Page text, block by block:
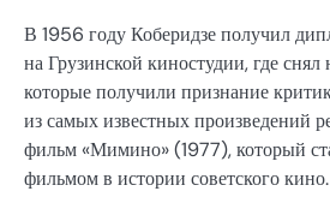
В 1956 году Коберидзе получил
на Грузинской киностудии, где снял
которые получили признание
из самых известных произведений
фильм «Мимино» (1977), который
фильмом в истории советского кино.